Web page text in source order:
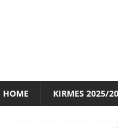
HOME KIRMES 2025/